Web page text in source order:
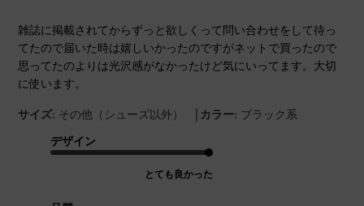
雑誌に掲載されてからずっと欲しくって問い合わせをして待っ
てたので届いた時は嬉しいかったのですがネットで買ったので
思ってたのよりは光沢感がなかったけど気にいってます。大切
に使います。
サイズ: その他（シューズ以外） | カラー: ブラック系
デザイン
とても良かった